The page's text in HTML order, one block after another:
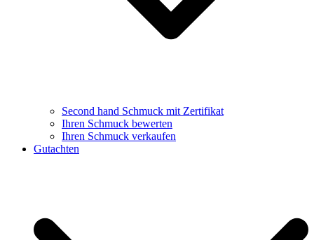
Second hand Schmuck mit Zertifikat
Ihren Schmuck bewerten
Ihren Schmuck verkaufen
Gutachten